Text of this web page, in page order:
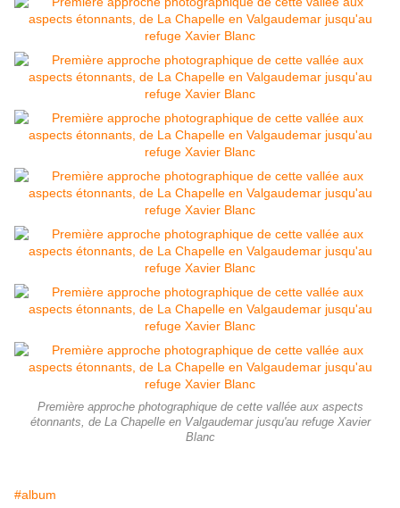
Première approche photographique de cette vallée aux aspects
étonnants, de La Chapelle en Valgaudemar jusqu'au refuge Xavier
Blanc
#album